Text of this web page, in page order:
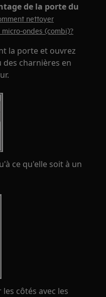
de la porte du
nettoyer
ondes (combi)?
la porte et ouvrez
des charnières en
ce qu'elle soit à un
côtés avec les